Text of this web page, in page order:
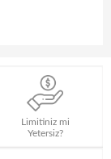
Limitiniz mi
Yetersiz?